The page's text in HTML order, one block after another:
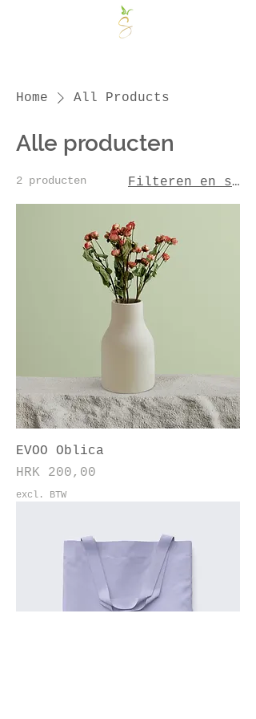
Home All Products
Alle producten
2 producten Filteren en
EVOO Oblica
Prijs
HRK 200,00
excl. BTW